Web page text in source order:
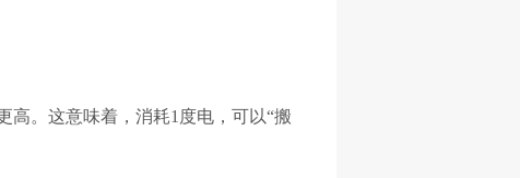
高。这意味着，消耗1度电，可以“搬